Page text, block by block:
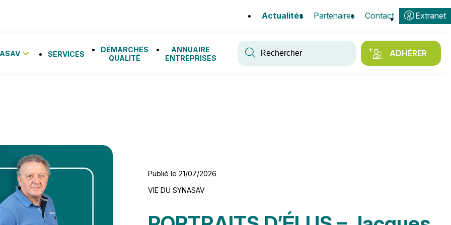
Actualités Partenaires Contact Extranet
SERVICES
DÉMARCHES
QUALITÉ
ANNUAIRE
ENTREPRISES
ADHÉRER
Publié le 21/07/2026
VIE DU SYNASAV